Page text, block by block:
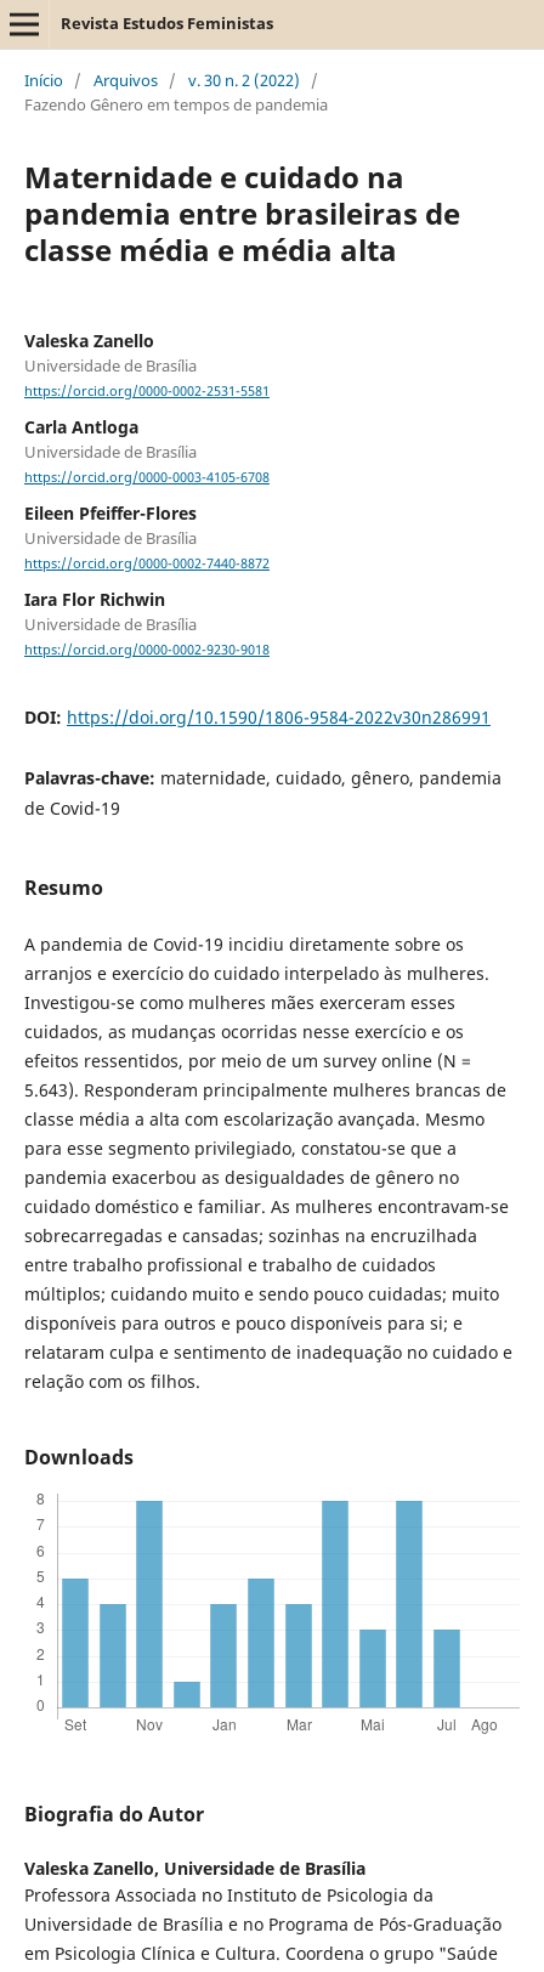
Revista Estudos Feministas
Início / Arquivos / v. 30 n. 2 (2022)
/
Fazendo Gênero em tempos de pandemia
Maternidade e cuidado na
pandemia entre brasileiras de
classe média e média alta
Valeska Zanello
Universidade de Brasília
https://orcid.org/0000-0002-2531-5581
Carla Antloga
Universidade de Brasília
https://orcid.org/0000-0003-4105-6708
Eileen Pfeiffer-Flores
Universidade de Brasília
https://orcid.org/0000-0002-7440-8872
Iara Flor Richwin
Universidade de Brasília
https://orcid.org/0000-0002-9230-9018
DOI: https://doi.org/10.1590/1806-9584-2022v30n286991
Palavras-chave: maternidade, cuidado, gênero, pandemia
de Covid-19
Resumo
A pandemia de Covid-19 incidiu diretamente sobre os
arranjos e exercício do cuidado interpelado às mulheres.
Investigou-se como mulheres mães exerceram esses
cuidados, as mudanças ocorridas nesse exercício e os
efeitos ressentidos, por meio de um survey online (N =
5.643). Responderam principalmente mulheres brancas de
classe média a alta com escolarização avançada. Mesmo
para esse segmento privilegiado, constatou-se que a
pandemia exacerbou as desigualdades de gênero no
cuidado doméstico e familiar. As mulheres encontravam-se
sobrecarregadas e cansadas; sozinhas na encruzilhada
entre trabalho profissional e trabalho de cuidados
múltiplos; cuidando muito e sendo pouco cuidadas; muito
disponíveis para outros e pouco disponíveis para si; e
relataram culpa e sentimento de inadequação no cuidado e
relação com os filhos.
Downloads
Biografia do Autor
Valeska Zanello, Universidade de Brasília
Professora Associada no Instituto de Psicologia da
Universidade de Brasília e no Programa de Pós-Graduação
em Psicologia Clínica e Cultura. Coordena o grupo "Saúde